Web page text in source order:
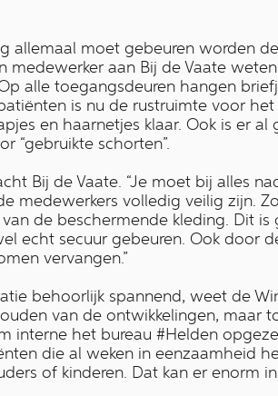
allemaal moet gebeuren worden
medewerker aan Bij de Vaate
alle toegangsdeuren hangen
is nu de rustruimte voor
en haarnetjes klaar. Ook is er
“gebruikte schorten”.
Bij de Vaate. “Je moet bij alles
medewerkers volledig veilig zijn.
de beschermende kleding. Dit is
echt secuur gebeuren. Ook door
vervangen.”
behoorlijk spannend, weet de
van de ontwikkelingen, maar
interne het bureau #Helden
die al weken in eenzaamheid
of kinderen. Dat kan er enorm